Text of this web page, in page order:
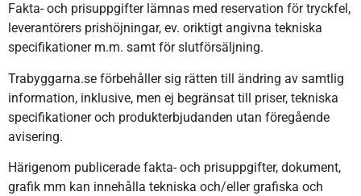
Fakta- och prisuppgifter lämnas med reservation för tryckfel,
leverantörers prishöjningar, ev. oriktigt angivna tekniska
specifikationer m.m. samt för slutförsäljning.
Trabyggarna.se förbehåller sig rätten till ändring av samtlig
information, inklusive, men ej begränsat till priser, tekniska
specifikationer och produkterbjudanden utan föregående
avisering.
Härigenom publicerade fakta- och prisuppgifter, dokument,
grafik mm kan innehålla tekniska och/eller grafiska och